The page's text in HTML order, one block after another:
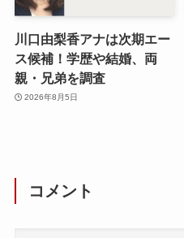
川口由梨香アナは次期エー
ス候補！学歴や結婚、両
親・兄弟を調査
2026年8月5日
コメント